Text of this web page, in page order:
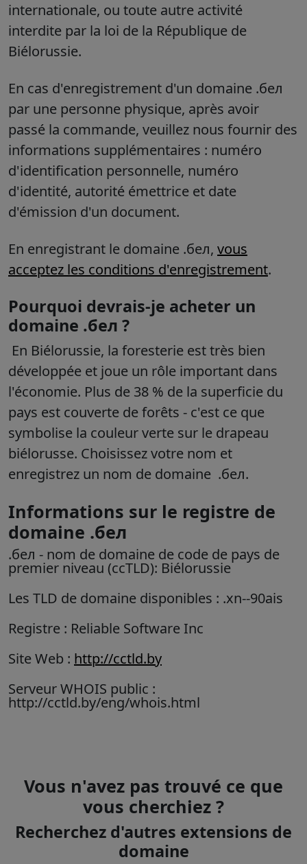
internationale, ou toute autre activité
interdite par la loi de la République de
Biélorussie.
En cas d'enregistrement d'un domaine .бел
par une personne physique, après avoir
passé la commande, veuillez nous fournir des
informations supplémentaires : numéro
d'identification personnelle, numéro
d'identité, autorité émettrice et date
d'émission d'un document.
En enregistrant le domaine .бел, vous
acceptez les conditions d'enregistrement.
Pourquoi devrais-je acheter un
domaine .бел ?
En Biélorussie, la foresterie est très bien
développée et joue un rôle important dans
l'économie. Plus de 38 % de la superficie du
pays est couverte de forêts - c'est ce que
symbolise la couleur verte sur le drapeau
biélorusse. Choisissez votre nom et
enregistrez un nom de domaine .бел.
Informations sur le registre de
domaine .бел
.бел - nom de domaine de code de pays de
premier niveau (ccTLD): Biélorussie
Les TLD de domaine disponibles : .xn--90ais
Registre : Reliable Software Inc
Site Web : http://cctld.by
Serveur WHOIS public :
http://cctld.by/eng/whois.html
Vous n'avez pas trouvé ce que
vous cherchiez ?
Recherchez d'autres extensions de
domaine